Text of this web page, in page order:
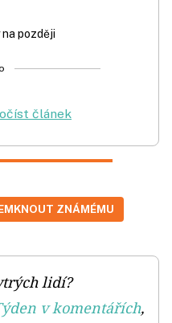
později
článek
ZNÁMÉMU
lidí?
v komentářích,